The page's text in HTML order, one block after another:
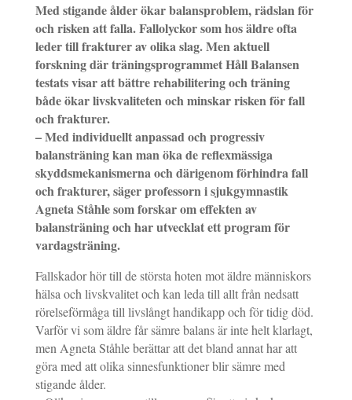
Med stigande ålder ökar balansproblem, rädslan för
och risken att falla. Fallolyckor som hos äldre ofta
leder till frakturer av olika slag. Men aktuell
forskning där träningsprogrammet Håll Balansen
testats visar att bättre rehabilitering och träning
både ökar livskvaliteten och minskar risken för fall
och frakturer.
– Med individuellt anpassad och progressiv
balansträning kan man öka de reflexmässiga
skyddsmekanismerna och därigenom förhindra fall
och frakturer, säger professorn i sjukgymnastik
Agneta Ståhle som forskar om effekten av
balansträning och har utvecklat ett program för
vardagsträning.
Fallskador hör till de största hoten mot äldre människors
hälsa och livskvalitet och kan leda till allt från nedsatt
rörelseförmåga till livslångt handikapp och för tidig död.
Varför vi som äldre får sämre balans är inte helt klarlagt,
men Agneta Ståhle berättar att det bland annat har att
göra med att olika sinnesfunktioner blir sämre med
stigande ålder.